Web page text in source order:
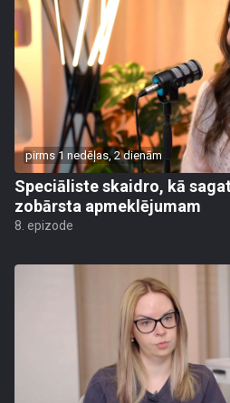
pirms 1 nedēļas, 2 dienām
Speciāliste skaidro, kā
zobārsta apmeklējumam
8. epizode